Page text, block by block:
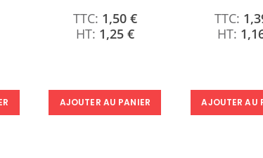
1,50 €
1,25 €
AJOUTER AU PANIER AJOUTER AU